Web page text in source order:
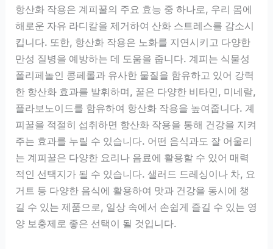
항산화 작용은 계피꿀의 주요 효능 중 하나로, 우리 몸에
해로운 자유 라디칼을 제거하여 산화 스트레스를 감소시
킵니다. 또한, 항산화 작용은 노화를 지연시키고 다양한
만성 질병을 예방하는 데 도움을 줍니다. 계피는 식물성
폴리페놀인 콩페롤과 유사한 물질을 함유하고 있어 강력
한 항산화 효과를 발휘하며, 꿀은 다양한 비타민, 미네랄,
플라보노이드를 함유하여 항산화 작용을 높여줍니다. 계
피꿀을 적절히 섭취하면 항산화 작용을 통해 건강을 지켜
주는 효과를 누릴 수 있습니다. 어떤 음식과도 잘 어울리
는 계피꿀은 다양한 요리나 음료에 활용할 수 있어 매력
적인 선택지가 될 수 있습니다. 샐러드 드레싱이나 차, 요
거트 등 다양한 음식에 활용하여 맛과 건강을 동시에 챙
길 수 있는 제품으로, 일상 속에서 손쉽게 즐길 수 있는 영
양 보충제로 좋은 선택이 될 것입니다.